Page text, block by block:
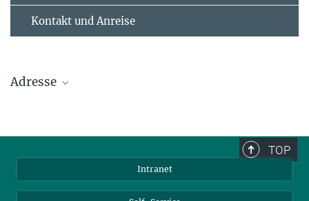
Kontakt und Anreise
Adresse
55128 Mainz
Tel.: +49 6131 379-0
Fax: +49 6131 379-100
TOP
Intranet